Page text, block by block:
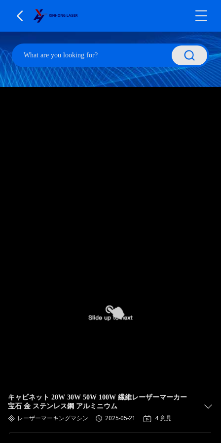
キャビネット 20W 30W 50W 100W 繊維レーザーマーカー
宝石 金 ステンレス鋼 アルミニウム
レーザーマーキングマシン 2025-05-21 4 意見